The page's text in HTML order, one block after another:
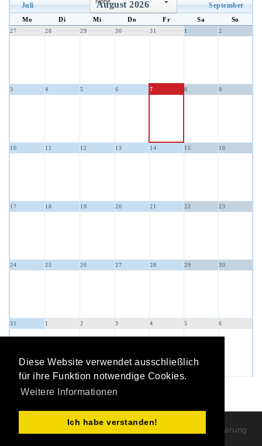
Diese Website verwendet ausschließlich
für ihre Funktion notwendige Cookies.
Weitere Informationen
Ich habe verstanden!
Juli August 2026 September
Mo Di Mi Do Fr Sa So
27 28 29 30 31 1 2
3 4 5 6 7 8 9
10 11 12 13 14 15 16
17 18 19 20 21 22 23
24 25 26 27 28 29 30
31 1 2 3 4 5 6
Datenschutzerklärung